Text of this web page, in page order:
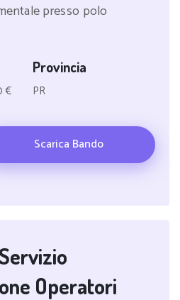
presso polo
€
Provincia
PR
Scarica Bando
Operatori